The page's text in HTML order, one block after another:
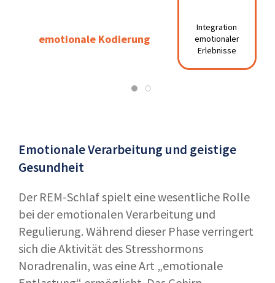
emotionale Kodierung
Integration
emotionaler
Erlebnisse
Integration
emotionaler
Erlebnisse
emotionale Kodierung
Emotionale Verarbeitung und geistige
Gesundheit
Der REM-Schlaf spielt eine wesentliche Rolle
bei der emotionalen Verarbeitung und
Regulierung. Während dieser Phase verringert
sich die Aktivität des Stresshormons
Noradrenalin, was eine Art „emotionale